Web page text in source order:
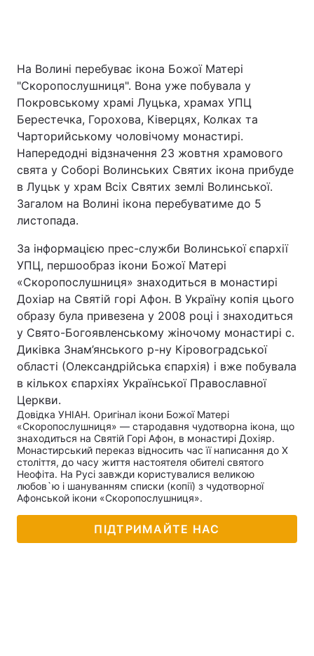
Головна Війна
Україна Політика
Економіка Світ
Спорт
Техно і зв'язок Лайт
Зброя Інциденти
Здоров'я Туризм
Погода
На Волині перебуває ікона Божої Матері
"Cкоропослушниця". Вона уже побувала у
Покровському храмі Луцька, храмах УПЦ
Берестечка, Горохова, Ківерцях, Колках та
Чарторийському чоловічому монастирі.
Напередодні відзначення 23 жовтня храмового
свята у Соборі Волинських Святих ікона прибуде
в Луцьк у храм Всіх Святих землі Волинської.
Загалом на Волині ікона перебуватиме до 5
листопада.
За інформацією прес-служби Волинської єпархії
УПЦ, першообраз ікони Божої Матері
«Скоропослушниця» знаходиться в монастирі
Дохіар на Святій горі Афон. В Україну копія цього
образу була привезена у 2008 році і знаходиться
у Свято-Богоявленському жіночому монастирі с.
Диківка Знам’янського р-ну Кіровоградської
області (Олександрійська єпархія) і вже побувала
в кількох єпархіях Української Православної
Церкви.
Довідка УНІАН. Оригінал ікони Божої Матері
«Скоропослушниця» — стародавня чудотворна ікона, що
знаходиться на Святій Горі Афон, в монастирі Дохіяр.
Монастирський переказ відносить час її написання до Х
століття, до часу життя настоятеля обителі святого
Неофіта. На Русі завжди користувалися великою
любов`ю і шануванням списки (копії) з чудотворної
Афонськой ікони «Скоропослушниця».
ПІДТРИМАЙТЕ НАС